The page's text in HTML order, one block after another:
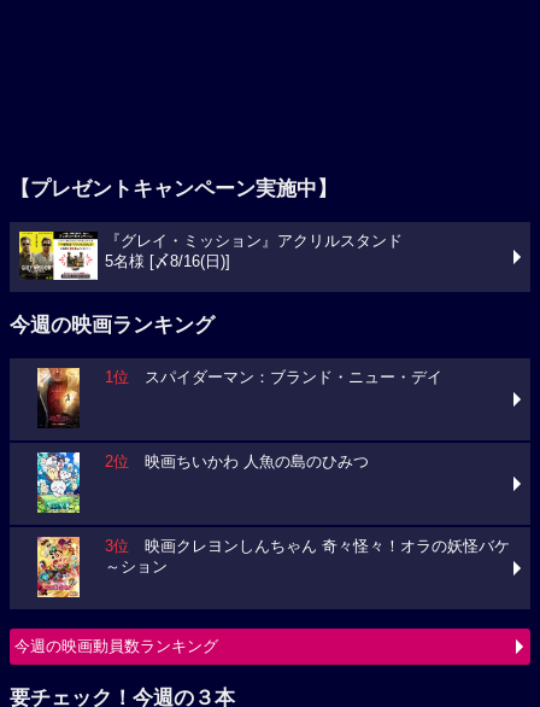
【プレゼントキャンペーン実施中】
『グレイ・ミッション』アクリルスタンド
5名様 [〆8/16(日)]
今週の映画ランキング
1位 スパイダーマン：ブランド・ニュー・デイ
2位 映画ちいかわ 人魚の島のひみつ
3位 映画クレヨンしんちゃん 奇々怪々！オラの妖怪バケ
～ション
今週の映画動員数ランキング
要チェック！今週の３本